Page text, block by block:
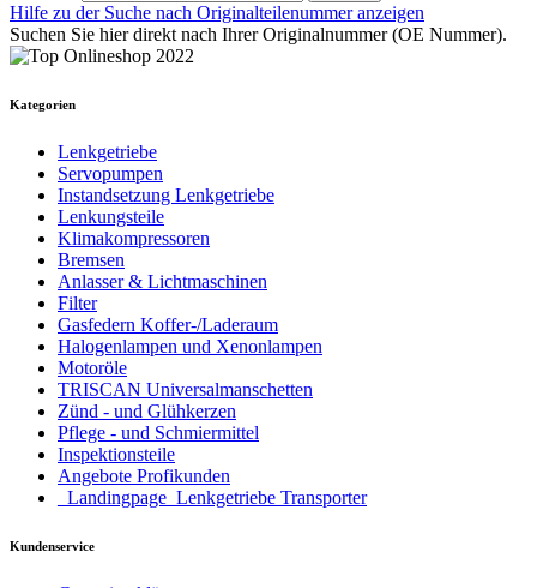
Hilfe zu der Suche nach Originalteilenummer anzeigen
Suchen Sie hier direkt nach Ihrer Originalnummer (OE Nummer).
Kategorien
Lenkgetriebe
Servopumpen
Instandsetzung Lenkgetriebe
Lenkungsteile
Klimakompressoren
Bremsen
Anlasser & Lichtmaschinen
Filter
Gasfedern Koffer-/Laderaum
Halogenlampen und Xenonlampen
Motoröle
TRISCAN Universalmanschetten
Zünd - und Glühkerzen
Pflege - und Schmiermittel
Inspektionsteile
Angebote Profikunden
_Landingpage_Lenkgetriebe Transporter
Kundenservice